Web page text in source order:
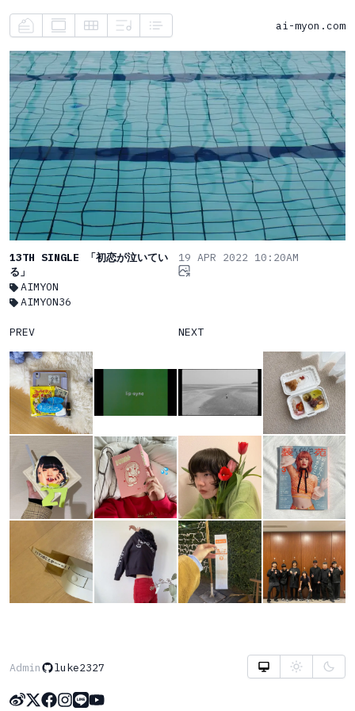
ai-myon.com
13TH SINGLE 「初恋が泣いてい
る」
AIMYON
AIMYON36
19 APR 2022 10:20AM
PREV NEXT
Admin luke2327